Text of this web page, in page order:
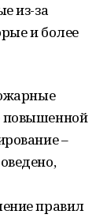
из-за
и более
повышенной
–
правил